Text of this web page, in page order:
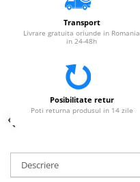
Transport
Livrare gratuita oriunde in Romania
in 24-48h
Posibilitate retur
Poti returna produsul in 14 zile
Descriere